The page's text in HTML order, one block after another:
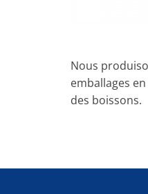
Nous
emballages
des boissons.